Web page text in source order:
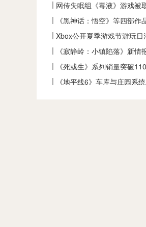
网传失眠组《毒液》游戏被
《黑神话：悟空》等四部
Xbox公开夏季游戏节游玩
《寂静岭：小镇陷落》新
《死或生》系列销量突破
《地平线6》车库与庄园系